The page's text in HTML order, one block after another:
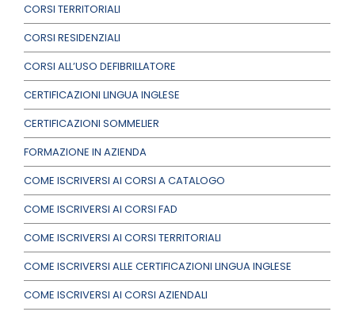
CORSI TERRITORIALI
CORSI RESIDENZIALI
CORSI ALL’USO DEFIBRILLATORE
CERTIFICAZIONI LINGUA INGLESE
CERTIFICAZIONI SOMMELIER
FORMAZIONE IN AZIENDA
COME ISCRIVERSI AI CORSI A CATALOGO
COME ISCRIVERSI AI CORSI FAD
COME ISCRIVERSI AI CORSI TERRITORIALI
COME ISCRIVERSI ALLE CERTIFICAZIONI LINGUA INGLESE
COME ISCRIVERSI AI CORSI AZIENDALI